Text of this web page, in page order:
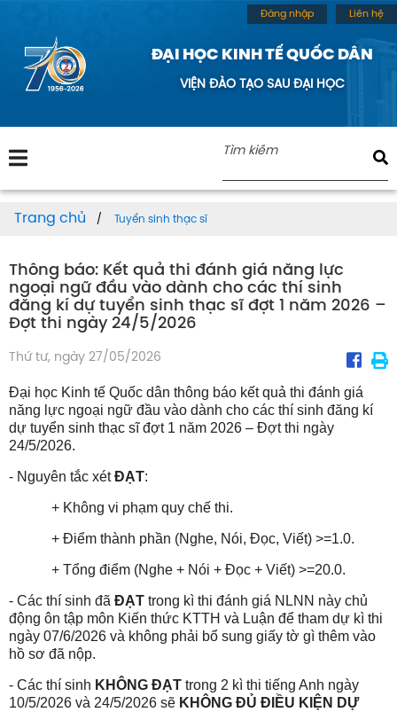
ĐẠI HỌC KINH TẾ QUỐC DÂN
VIỆN ĐÀO TẠO SAU ĐẠI HỌC
Đăng nhập Liên hệ
Trang chủ Tuyển sinh thạc sĩ
Thông báo: Kết quả thi đánh giá năng lực
ngoại ngữ đầu vào dành cho các thí sinh
đăng kí dự tuyển sinh thạc sĩ đợt 1 năm 2026 –
Đợt thi ngày 24/5/2026
Thứ tư, ngày 27/05/2026
Đại học Kinh tế Quốc dân thông báo kết quả thi đánh giá
năng lực ngoại ngữ đầu vào dành cho các thí sinh đăng kí
dự tuyển sinh thạc sĩ đợt 1 năm 2026 – Đợt thi ngày
24/5/2026.
- Nguyên tắc xétĐẠT:
+ Không vi phạm quy chế thi.
+ Điểm thành phần (Nghe, Nói, Đọc, Viết) >=1.0.
+ Tổng điểm (Nghe + Nói + Đọc + Viết) >=20.0.
- Các thí sinh đã ĐẠT trong kì thi đánh giá NLNN này chủ
động ôn tập môn Kiến thức KTTH và Luận để tham dự kì thi
ngày 07/6/2026 và không phải bổ sung giấy tờ gì thêm vào
hồ sơ đã nộp.
- Các thí sinh KHÔNG ĐẠT trong 2 kì thi tiếng Anh ngày
10/5/2026 và 24/5/2026 sẽ KHÔNG ĐỦ ĐIỀU KIỆN DỰ